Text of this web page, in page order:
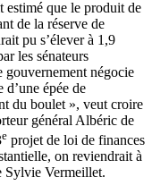
que le produit de
de la réserve de
pu s’élever à 1,9
les sénateurs
gouvernement négocie
d’une épée de
du boulet », veut croire
général Albéric de
e projet de loi de finances
on reviendrait à
Sylvie Vermeillet.